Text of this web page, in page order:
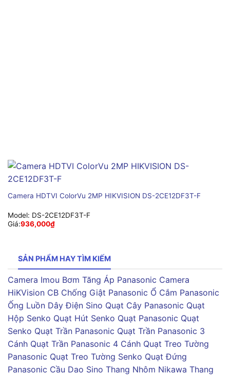
Camera HDTVI ColorVu 2MP HIKVISION DS-2CE12DF3T-F
Model: DS-2CE12DF3T-F
Giá:936,000₫
SẢN PHẨM HAY TÌM KIẾM
Camera Imou Bơm Tăng Áp Panasonic Camera
HiKVision CB Chống Giật Panasonic Ổ Cắm Panasonic
Ống Luồn Dây Điện Sino Quạt Cây Panasonic Quạt
Hộp Senko Quạt Hút Senko Quạt Panasonic Quạt
Senko Quạt Trần Panasonic Quạt Trần Panasonic 3
Cánh Quạt Trần Panasonic 4 Cánh Quạt Treo Tường
Panasonic Quạt Treo Tường Senko Quạt Đứng
Panasonic Cầu Dao Sino Thang Nhôm Nikawa Thang